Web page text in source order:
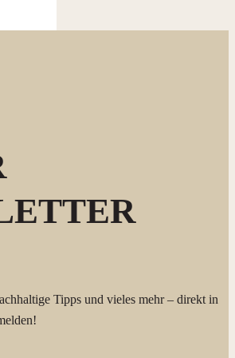
Tipps und vieles mehr – direkt in